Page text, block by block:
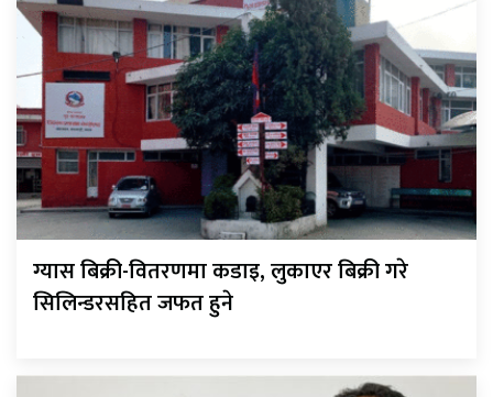
ग्यास बिक्री-वितरणमा कडाइ, लुकाएर बिक्री गरे
सिलिन्डरसहित जफत हुने